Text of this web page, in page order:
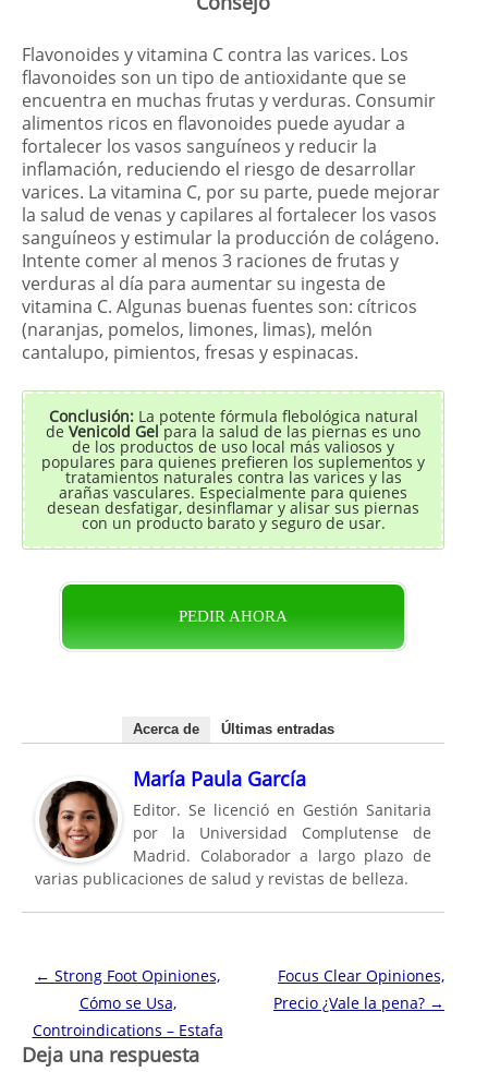
Flavonoides y vitamina C contra las varices. Los
flavonoides son un tipo de antioxidante que se
encuentra en muchas frutas y verduras. Consumir
alimentos ricos en flavonoides puede ayudar a
fortalecer los vasos sanguíneos y reducir la
inflamación, reduciendo el riesgo de desarrollar
varices. La vitamina C, por su parte, puede mejorar
la salud de venas y capilares al fortalecer los vasos
sanguíneos y estimular la producción de colágeno.
Intente comer al menos 3 raciones de frutas y
verduras al día para aumentar su ingesta de
vitamina C. Algunas buenas fuentes son: cítricos
(naranjas, pomelos, limones, limas), melón
cantalupo, pimientos, fresas y espinacas.
Conclusión:La potente fórmula flebológica natural
de Venicold Gelpara la salud de las piernas es uno
de los productos de uso local más valiosos y
populares para quienes prefieren los suplementos y
tratamientos naturales contra las varices y las
arañas vasculares. Especialmente para quienes
desean desfatigar, desinflamar y alisar sus piernas
con un producto barato y seguro de usar.
PEDIR AHORA
Acerca de Últimas entradas
María Paula García
Editor. Se licenció en Gestión Sanitaria
por la Universidad Complutense de
Madrid. Colaborador a largo plazo de
varias publicaciones de salud y revistas de belleza.
Navegación de entradas
← Strong Foot Opiniones,
Cómo se Usa,
Controindications – Estafa
Focus Clear Opiniones,
Precio ¿Vale la pena? →
Deja una respuesta